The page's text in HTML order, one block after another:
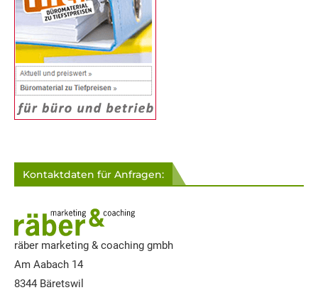
Kontaktdaten für Anfragen:
räber marketing & coaching gmbh
Am Aabach 14
8344 Bäretswil